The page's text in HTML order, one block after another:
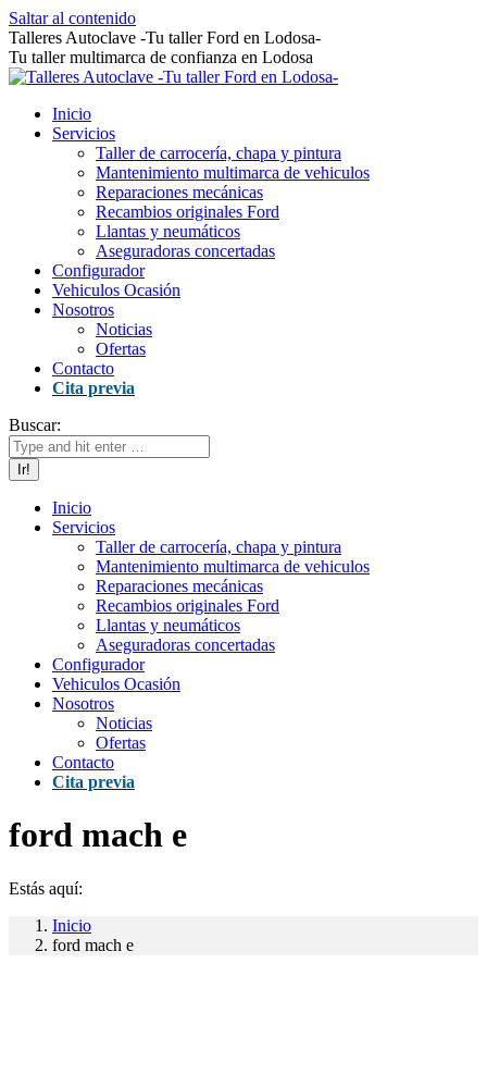
Saltar al contenido
Talleres Autoclave -Tu taller Ford en Lodosa-
Tu taller multimarca de confianza en Lodosa
Inicio
Servicios
Taller de carrocería, chapa y pintura
Mantenimiento multimarca de vehiculos
Reparaciones mecánicas
Recambios originales Ford
Llantas y neumáticos
Aseguradoras concertadas
Configurador
Vehiculos Ocasión
Nosotros
Noticias
Ofertas
Contacto
Cita previa
Buscar:
Inicio
Servicios
Taller de carrocería, chapa y pintura
Mantenimiento multimarca de vehiculos
Reparaciones mecánicas
Recambios originales Ford
Llantas y neumáticos
Aseguradoras concertadas
Configurador
Vehiculos Ocasión
Nosotros
Noticias
Ofertas
Contacto
Cita previa
ford mach e
Estás aquí:
Inicio
ford mach e